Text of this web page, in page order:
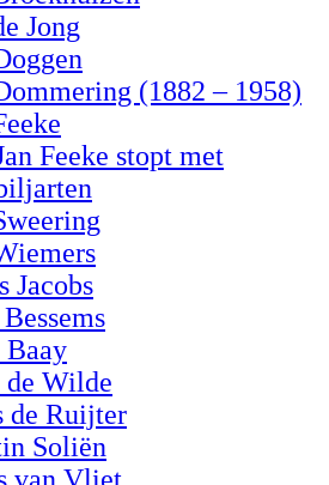
Jong
(1882 – 1958)
Feeke stopt met
Jacobs
Baay
de Wilde
de Ruijter
Soliën
van Vliet